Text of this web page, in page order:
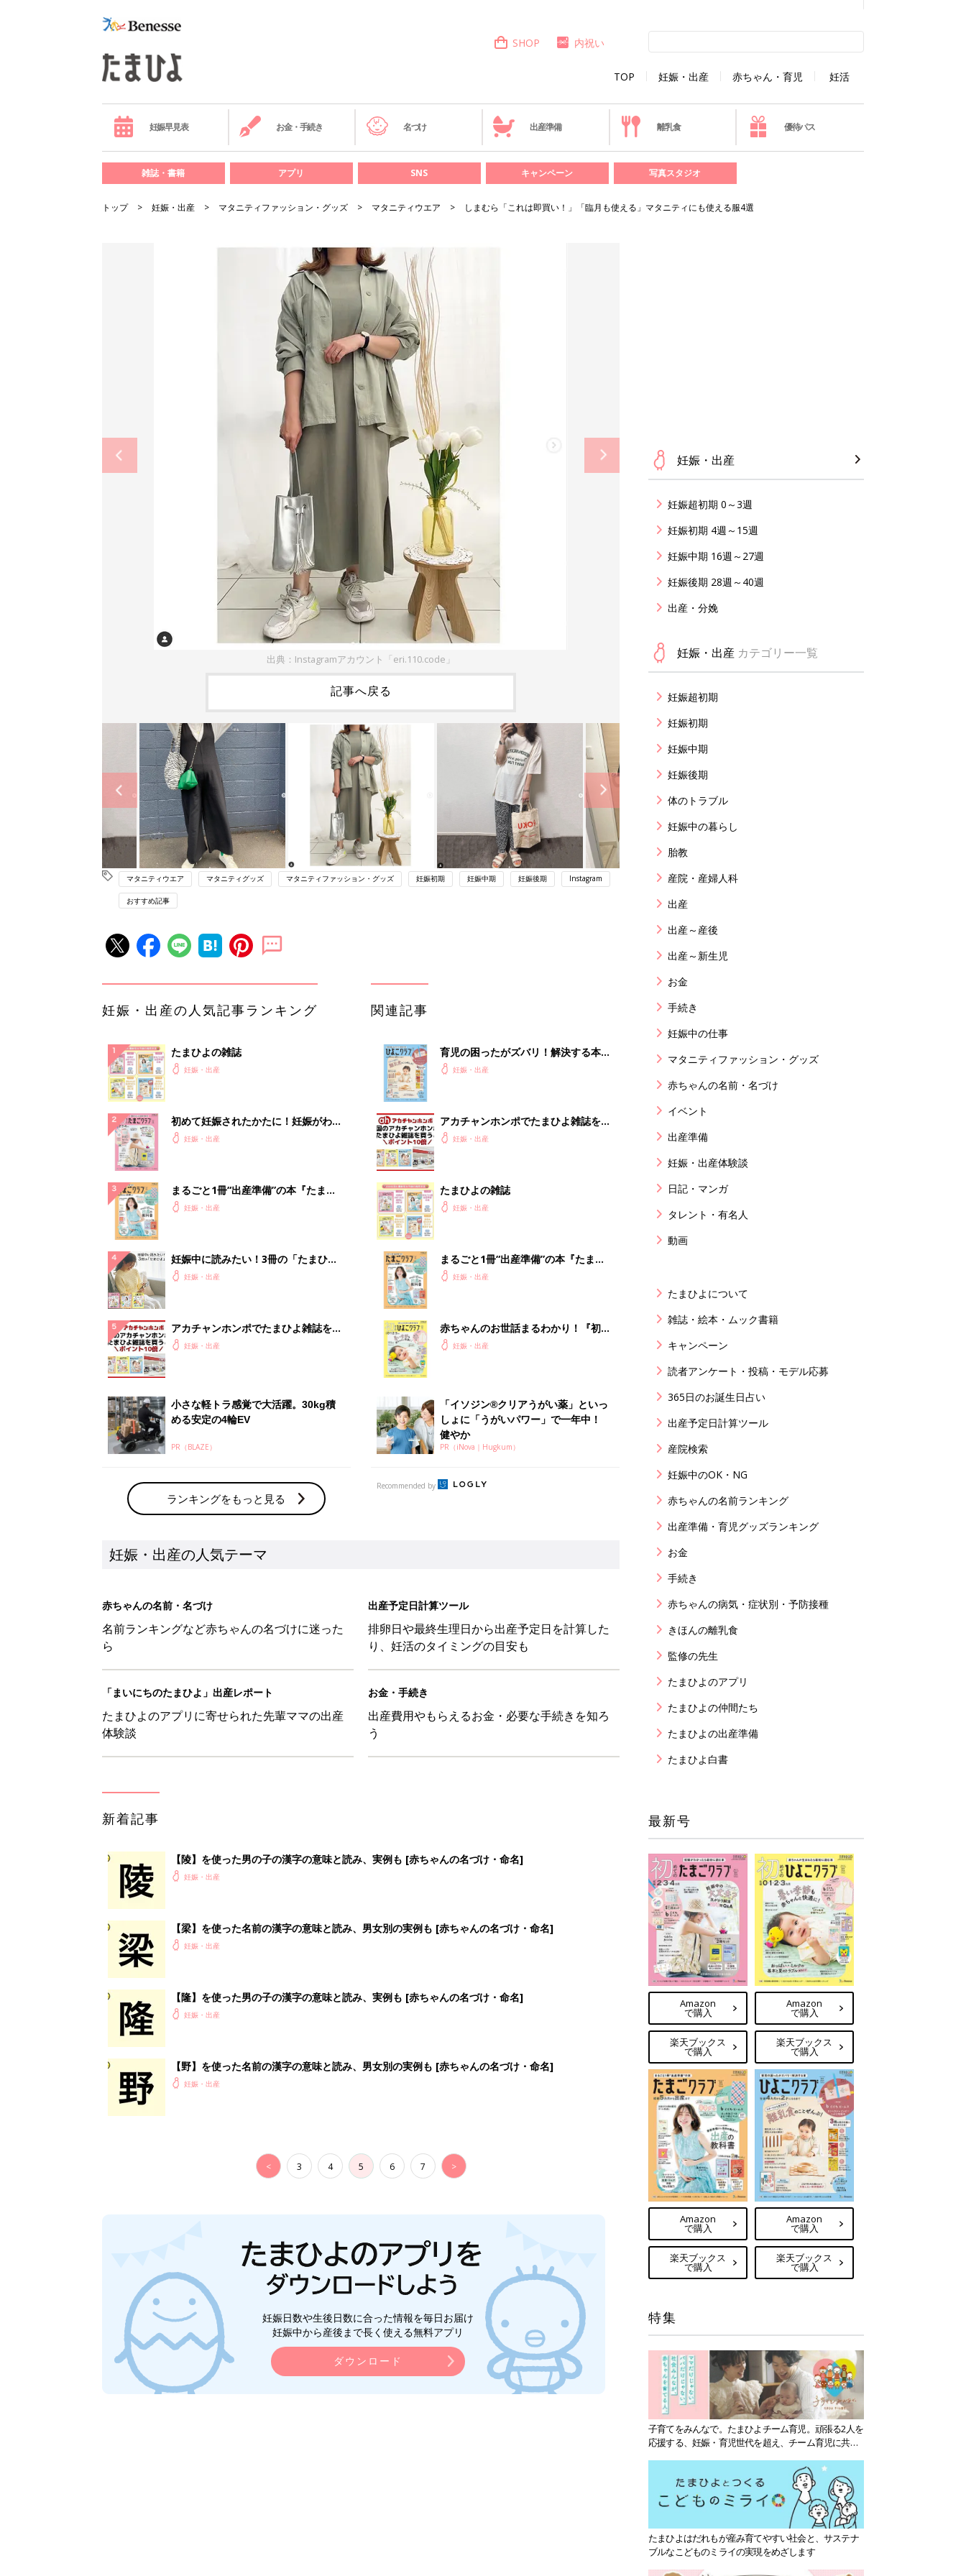
TOP 妊娠・出産 赤ちゃん・育児 妊活
SHOP 内祝い
妊娠早見表 お金・手続き 名づけ 出産準備 離乳食 優待パス
雑誌・書籍 アプリ SNS キャンペーン 写真スタジオ
トップ 妊娠・出産 マタニティファッション・グッズ マタニティウエア しまむら「これは即買い！」「臨月も使える」マタニティにも使える服4選
出典：Instagramアカウント「eri.110.code」
記事へ戻る
マタニティウエア マタニティグッズ マタニティファッション・グッズ 妊娠初期 妊娠中期 妊娠後期 Instagram
おすすめ記事
妊娠・出産の人気記事ランキング
たまひよの雑誌
妊娠・出産
初めて妊娠されたかたに！妊娠がわか
ったら最初に読む本『初めてのたまご
妊娠・出産
まるごと1冊“出産準備”の本『たまご
クラブ 夏号』〈スペシャル大特集〉
妊娠・出産
妊娠中に読みたい！3冊の「たまひ
よ」妊娠・出産
アカチャンホンポでたまひよ雑誌を買
うとポイント10倍【期間限定】
妊娠・出産
小さな軽トラ感覚で大活躍。30kg積
める安定の4輪EV
PR（BLAZE）
ランキングをもっと見る
関連記事
育児の困ったがズバリ！解決する本
『ひよこクラブ 秋号』 4カ月～2才
妊娠・出産
アカチャンホンポでたまひよ雑誌を買
うとポイント10倍【期間限定】
妊娠・出産
たまひよの雑誌
妊娠・出産
まるごと1冊“出産準備”の本『たまご
クラブ 夏号』〈スペシャル大特集〉
妊娠・出産
赤ちゃんのお世話まるわかり！『初め
てのひよこクラブ 夏号』〈巻頭大特
妊娠・出産
「イソジン®クリアうがい薬」といっ
しょに「うがいパワー」で一年中！
健やか
PR（iNova｜Hugkum）
Recommended by
妊娠・出産の人気テーマ
赤ちゃんの名前・名づけ
名前ランキングなど赤ちゃんの名づけに迷った
ら
出産予定日計算ツール
排卵日や最終生理日から出産予定日を計算した
り、妊活のタイミングの目安も
「まいにちのたまひよ」出産レポート
たまひよのアプリに寄せられた先輩ママの出産
体験談
お金・手続き
出産費用やもらえるお金・必要な手続きを知ろ
う
新着記事
【陵】を使った男の子の漢字の意味と読み、実例も [赤ちゃんの名づけ・命名]
妊娠・出産
【梁】を使った名前の漢字の意味と読み、男女別の実例も [赤ちゃんの名づけ・命名]
妊娠・出産
【隆】を使った男の子の漢字の意味と読み、実例も [赤ちゃんの名づけ・命名]
妊娠・出産
【野】を使った名前の漢字の意味と読み、男女別の実例も [赤ちゃんの名づけ・命名]
妊娠・出産
< 3 4 5 6 7 >
妊娠日数や生後日数に合った情報を毎日お届け
妊娠中から産後まで長く使える無料アプリ
ダウンロード
妊娠・出産
妊娠超初期 0～3週
妊娠初期 4週～15週
妊娠中期 16週～27週
妊娠後期 28週～40週
出産・分娩
妊娠・出産 カテゴリー一覧
妊娠超初期
妊娠初期
妊娠中期
妊娠後期
体のトラブル
妊娠中の暮らし
胎教
産院・産婦人科
出産
出産～産後
出産～新生児
お金
手続き
妊娠中の仕事
マタニティファッション・グッズ
赤ちゃんの名前・名づけ
イベント
出産準備
妊娠・出産体験談
日記・マンガ
タレント・有名人
動画
たまひよについて
雑誌・絵本・ムック書籍
キャンペーン
読者アンケート・投稿・モデル応募
365日のお誕生日占い
出産予定日計算ツール
産院検索
妊娠中のOK・NG
赤ちゃんの名前ランキング
出産準備・育児グッズランキング
お金
手続き
赤ちゃんの病気・症状別・予防接種
きほんの離乳食
監修の先生
たまひよのアプリ
たまひよの仲間たち
たまひよの出産準備
たまひよ白書
最新号
Amazon
で購入
楽天ブックス
で購入
Amazon
で購入
楽天ブックス
で購入
Amazon
で購入
楽天ブックス
で購入
Amazon
で購入
楽天ブックス
で購入
特集
子育てをみんなで。たまひよチーム育児。頑張る2人を
応援する、妊娠・育児世代を超え、チーム育児に共感
たまひよはだれもが産み育てやすい社会と、サステナ
ブルなこどものミライの実現をめざします